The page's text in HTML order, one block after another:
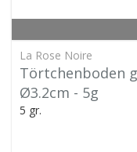
La Rose Noire
Törtchenboden
Ø3.2cm - 5g
5 gr.